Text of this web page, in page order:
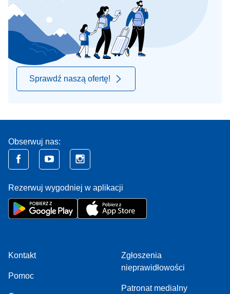
Sprawdź naszą ofertę!
Obserwuj nas:
Rezerwuj wygodniej w aplikacji
Kontakt
Pomoc
Zgłoszenia
nieprawidłowości
Patronat medialny